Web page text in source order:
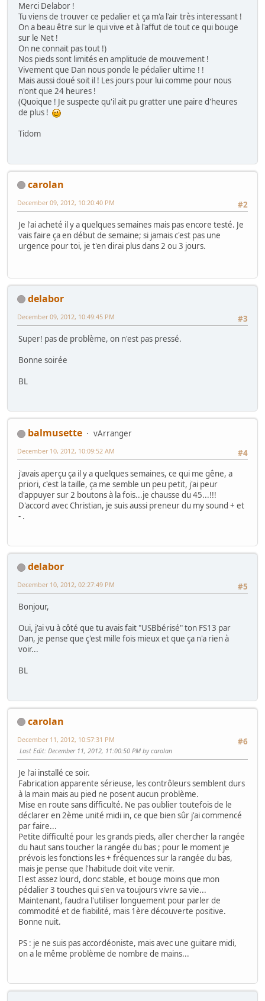
Merci Delabor !
Tu viens de trouver ce pedalier et ça m'a l'air très interessant !
On a beau être sur le qui vive et à l'affut de tout ce qui bouge
sur le Net !
On ne connait pas tout !)
Nos pieds sont limités en amplitude de mouvement !
Vivement que Dan nous ponde le pédalier ultime ! !
Mais aussi doué soit il ! Les jours pour lui comme pour nous
n'ont que 24 heures !
(Quoique ! Je suspecte qu'il ait pu gratter une paire d'heures
de plus !
Tidom
carolan
#2
December 09, 2012, 10:20:40 PM
Je l'ai acheté il y a quelques semaines mais pas encore testé. Je
vais faire ça en début de semaine; si jamais c'est pas une
urgence pour toi, je t'en dirai plus dans 2 ou 3 jours.
delabor
#3
December 09, 2012, 10:49:45 PM
Super! pas de problème, on n'est pas pressé.
Bonne soirée
BL
balmusette
vArranger
#4
December 10, 2012, 10:09:52 AM
j'avais aperçu ça il y a quelques semaines, ce qui me gêne, a
priori, c'est la taille, ça me semble un peu petit, j'ai peur
d'appuyer sur 2 boutons à la fois...je chausse du 45...!!!
D'accord avec Christian, je suis aussi preneur du my sound + et
- .
delabor
#5
December 10, 2012, 02:27:49 PM
Bonjour,
Oui, j'ai vu à côté que tu avais fait "USBbérisé" ton FS13 par
Dan, je pense que ç'est mille fois mieux et que ça n'a rien à
voir...
BL
carolan
#6
December 11, 2012, 10:57:31 PM
Last Edit: December 11, 2012, 11:00:50 PM by carolan
Je l'ai installé ce soir.
Fabrication apparente sérieuse, les contrôleurs semblent durs
à la main mais au pied ne posent aucun problème.
Mise en route sans difficulté. Ne pas oublier toutefois de le
déclarer en 2ème unité midi in, ce que bien sûr j'ai commencé
par faire...
Petite difficulté pour les grands pieds, aller chercher la rangée
du haut sans toucher la rangée du bas ; pour le moment je
prévois les fonctions les + fréquences sur la rangée du bas,
mais je pense que l'habitude doit vite venir.
Il est assez lourd, donc stable, et bouge moins que mon
pédalier 3 touches qui s'en va toujours vivre sa vie...
Maintenant, faudra l'utiliser longuement pour parler de
commodité et de fiabilité, mais 1ère découverte positive.
Bonne nuit.
PS : je ne suis pas accordéoniste, mais avec une guitare midi,
on a le même problème de nombre de mains...